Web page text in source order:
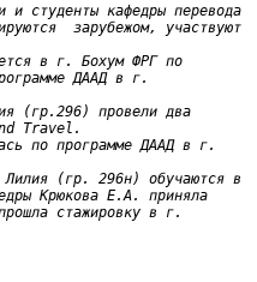
и студенты кафедры перевода
зарубежом, участвуют
в г. Бохум ФРГ по
ДААД в г.
(гр.296) провели два
Travel.
по программе ДААД в г.
(гр. 296н) обучаются в
Крюкова Е.А. приняла
стажировку в г.